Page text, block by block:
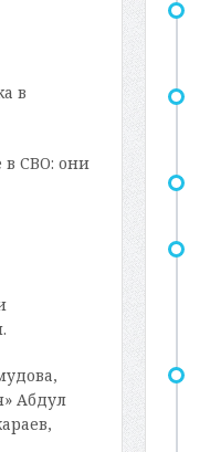
в
в СВО: они
Абдул